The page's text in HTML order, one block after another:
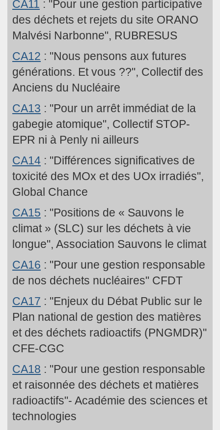
CA11 : "Pour une gestion participative
des déchets et rejets du site ORANO
Malvési Narbonne", RUBRESUS
CA12 : "Nous pensons aux futures
générations. Et vous ??", Collectif des
Anciens du Nucléaire
CA13 : "Pour un arrêt immédiat de la
gabegie atomique", Collectif STOP-
EPR ni à Penly ni ailleurs
CA14 : "Différences significatives de
toxicité des MOx et des UOx irradiés",
Global Chance
CA15 : "Positions de « Sauvons le
climat » (SLC) sur les déchets à vie
longue", Association Sauvons le climat
CA16 : "Pour une gestion responsable
de nos déchets nucléaires" CFDT
CA17 : "Enjeux du Débat Public sur le
Plan national de gestion des matières
et des déchets radioactifs (PNGMDR)"
CFE-CGC
CA18 : "Pour une gestion responsable
et raisonnée des déchets et matières
radioactifs"- Académie des sciences et
technologies